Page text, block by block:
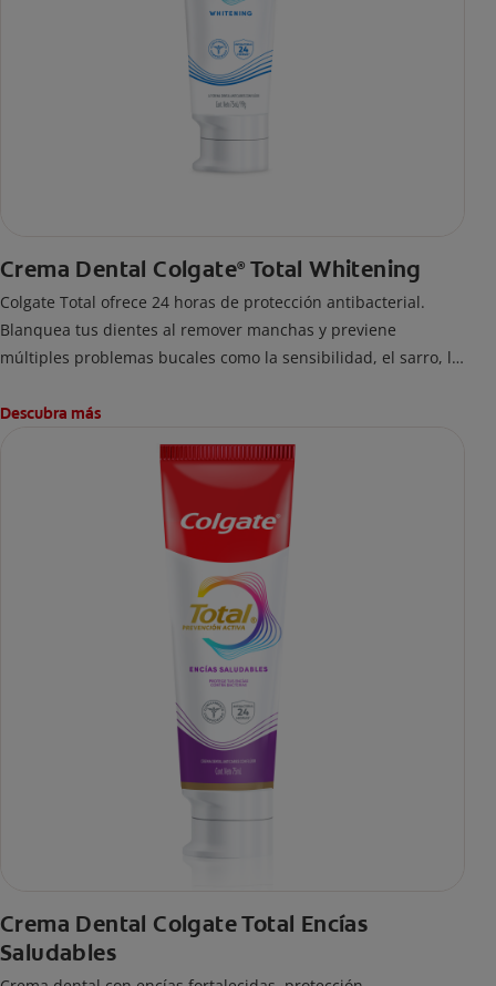
Crema Dental Colgate® Total Whitening
Colgate Total ofrece 24 horas de protección antibacterial.
Blanquea tus dientes al remover manchas y previene
múltiples problemas bucales como la sensibilidad, el sarro, la
por dentistas.
Descubra más
Crema Dental Colgate Total Encías
Saludables